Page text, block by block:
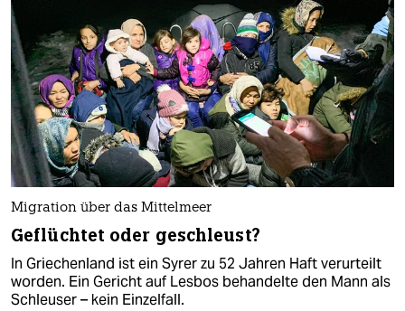
Migration über das Mittelmeer
Geflüchtet oder geschleust?
In Griechenland ist ein Syrer zu 52 Jahren Haft verurteilt
worden. Ein Gericht auf Lesbos behandelte den Mann als
Schleuser – kein Einzelfall.